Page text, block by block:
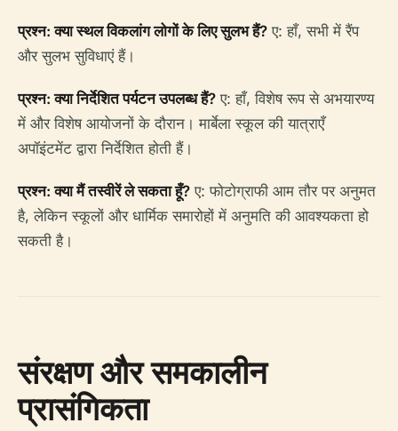
प्रश्न: क्या स्थल विकलांग लोगों के लिए सुलभ हैं? ए: हाँ, सभी में रैंप
और सुलभ सुविधाएं हैं।
प्रश्न: क्या निर्देशित पर्यटन उपलब्ध हैं? ए: हाँ, विशेष रूप से अभयारण्य
में और विशेष आयोजनों के दौरान। मार्बेला स्कूल की यात्राएँ
अपॉइंटमेंट द्वारा निर्देशित होती हैं।
प्रश्न: क्या मैं तस्वीरें ले सकता हूँ? ए: फोटोग्राफी आम तौर पर अनुमत
है, लेकिन स्कूलों और धार्मिक समारोहों में अनुमति की आवश्यकता हो
सकती है।
संरक्षण और समकालीन
प्रासंगिकता